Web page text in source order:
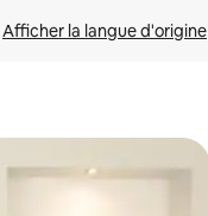
Afficher la langue d'origine